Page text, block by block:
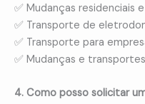
✅ Mudanças residenciais
✅ Transporte de
✅ Transporte para
✅ Mudanças e
4. Como posso solicitar